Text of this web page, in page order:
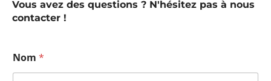
Vous avez des questions ? N'hésitez pas à nous
contacter !
Nom *